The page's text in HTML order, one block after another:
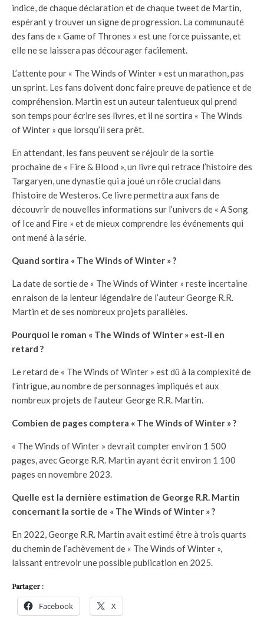
indice, de chaque déclaration et de chaque tweet de Martin,
espérant y trouver un signe de progression. La communauté
des fans de « Game of Thrones » est une force puissante, et
elle ne se laissera pas décourager facilement.
L’attente pour « The Winds of Winter » est un marathon, pas
un sprint. Les fans doivent donc faire preuve de patience et de
compréhension. Martin est un auteur talentueux qui prend
son temps pour écrire ses livres, et il ne sortira « The Winds
of Winter » que lorsqu’il sera prêt.
En attendant, les fans peuvent se réjouir de la sortie
prochaine de « Fire & Blood », un livre qui retrace l’histoire des
Targaryen, une dynastie qui a joué un rôle crucial dans
l’histoire de Westeros. Ce livre permettra aux fans de
découvrir de nouvelles informations sur l’univers de « A Song
of Ice and Fire » et de mieux comprendre les événements qui
ont mené à la série.
Quand sortira « The Winds of Winter » ?
La date de sortie de « The Winds of Winter » reste incertaine
en raison de la lenteur légendaire de l’auteur George R.R.
Martin et de ses nombreux projets parallèles.
Pourquoi le roman « The Winds of Winter » est-il en
retard ?
Le retard de « The Winds of Winter » est dû à la complexité de
l’intrigue, au nombre de personnages impliqués et aux
nombreux projets de l’auteur George R.R. Martin.
Combien de pages comptera « The Winds of Winter » ?
« The Winds of Winter » devrait compter environ 1 500
pages, avec George R.R. Martin ayant écrit environ 1 100
pages en novembre 2023.
Quelle est la dernière estimation de George R.R. Martin
concernant la sortie de « The Winds of Winter » ?
En 2022, George R.R. Martin avait estimé être à trois quarts
du chemin de l’achèvement de « The Winds of Winter »,
laissant entrevoir une possible publication en 2025.
Partager :
Facebook X